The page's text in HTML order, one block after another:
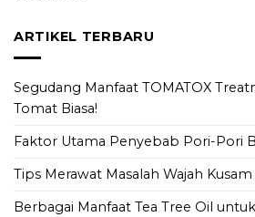
ARTIKEL TERBARU
Segudang Manfaat TOMATOX
Tomat Biasa!
Faktor Utama Penyebab Pori-Pori
Tips Merawat Masalah Wajah
Berbagai Manfaat Tea Tree Oil